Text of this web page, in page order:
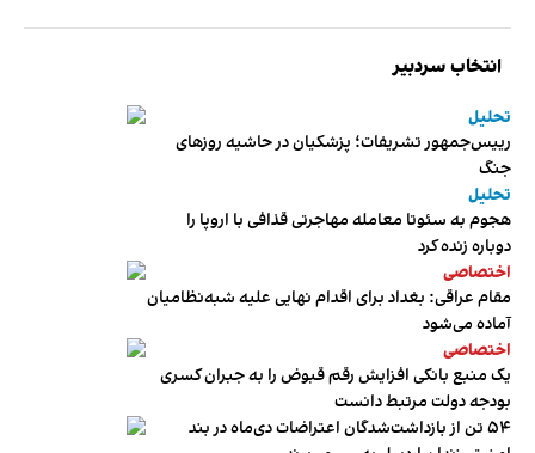
انتخاب سردبیر
تحلیل
رییس‌جمهور تشریفات؛ پزشکیان در حاشیه روزهای
جنگ
تحلیل
هجوم به سئوتا معامله مهاجرتی قذافی با اروپا را
دوباره زنده کرد
اختصاصی
مقام عراقی: بغداد برای اقدام نهایی علیه شبه‌نظامیان
آماده می‌شود
اختصاصی
یک منبع بانکی افزایش رقم قبوض را به جبران کسری
بودجه دولت مرتبط دانست
۵۴ تن از بازداشت‌شدگان اعتراضات دی‌ماه در بند